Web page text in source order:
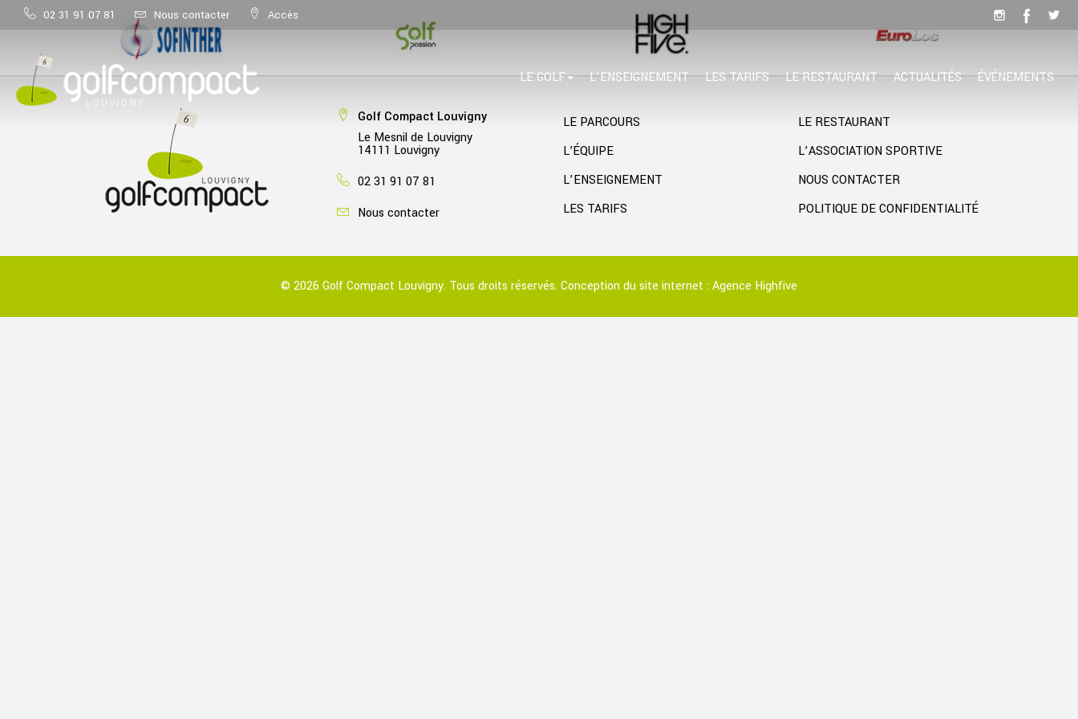
02 31 91 07 81 Nous contacter Accès
LE GOLF L’ENSEIGNEMENT LES TARIFS LE RESTAURANT ACTUALITÉS ÉVÉNEMENTS
Golf Compact Louvigny
Le Mesnil de Louvigny
14111 Louvigny
02 31 91 07 81
Nous contacter
LE PARCOURS
L’ÉQUIPE
L’ENSEIGNEMENT
LES TARIFS
LE RESTAURANT
L’ASSOCIATION SPORTIVE
NOUS CONTACTER
POLITIQUE DE CONFIDENTIALITÉ
© 2026 Golf Compact Louvigny. Tous droits réservés. Conception du site internet :Agence Highfive